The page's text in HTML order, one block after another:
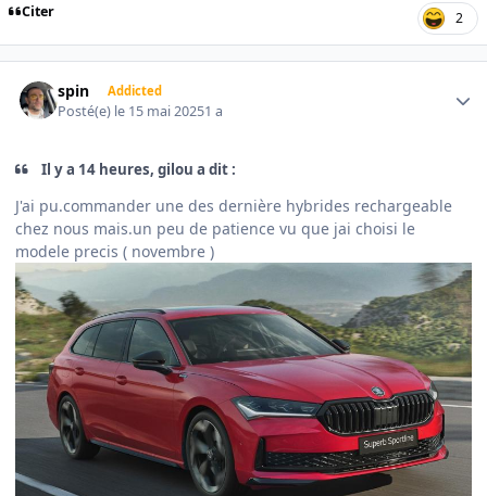
Citer 2
spin Addicted
Posté(e) le 15 mai 20251 a
Il y a 14 heures, gilou a dit :
J'ai pu.commander une des dernière hybrides rechargeable
chez nous mais.un peu de patience vu que jai choisi le
modele precis ( novembre )